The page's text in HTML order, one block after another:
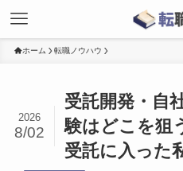
ホーム 転職ノウハウ
受託開発・自
験はどこを狙
受託に入った
2026
8/02